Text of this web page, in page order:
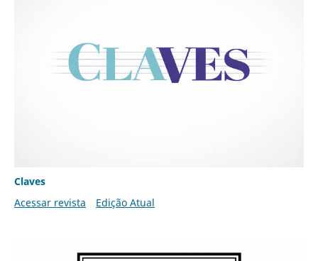
Claves
Acessar revista
Edição Atual